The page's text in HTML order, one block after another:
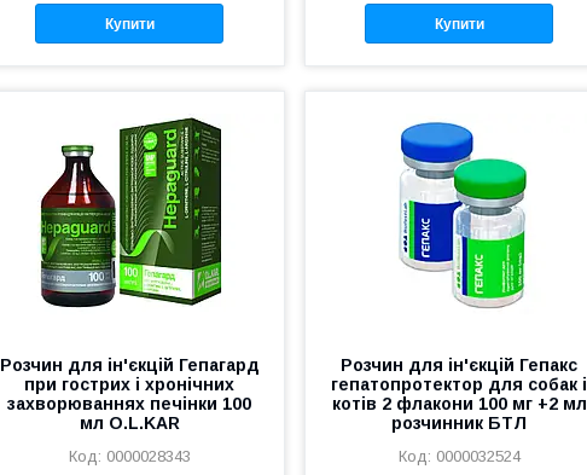
Купити Купити
Розчин для ін'єкцій Гепагард
при гострих і хронічних
захворюваннях печінки 100
мл O.L.KAR
0000028343
Розчин для ін'єкцій Гепакс
гепатопротектор для собак і
котів 2 флакони 100 мг +2 мл
розчинник БТЛ
0000032524